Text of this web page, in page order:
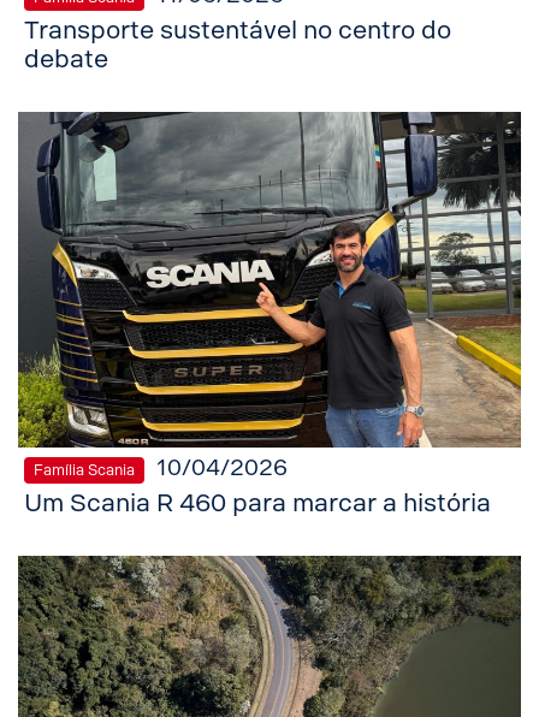
Transporte sustentável no centro do
debate
Família Scania 10/04/2026
Um Scania R 460 para marcar a história